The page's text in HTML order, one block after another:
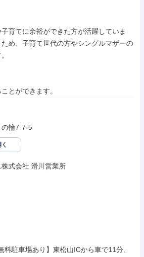
育てに余裕ができた方が活躍していま
め、子育て世代の方やシングルマザーの
とができます。
の輪7-7-5
式会社 滑川営業所
料駐車場あり】東松山ICから車で11分、